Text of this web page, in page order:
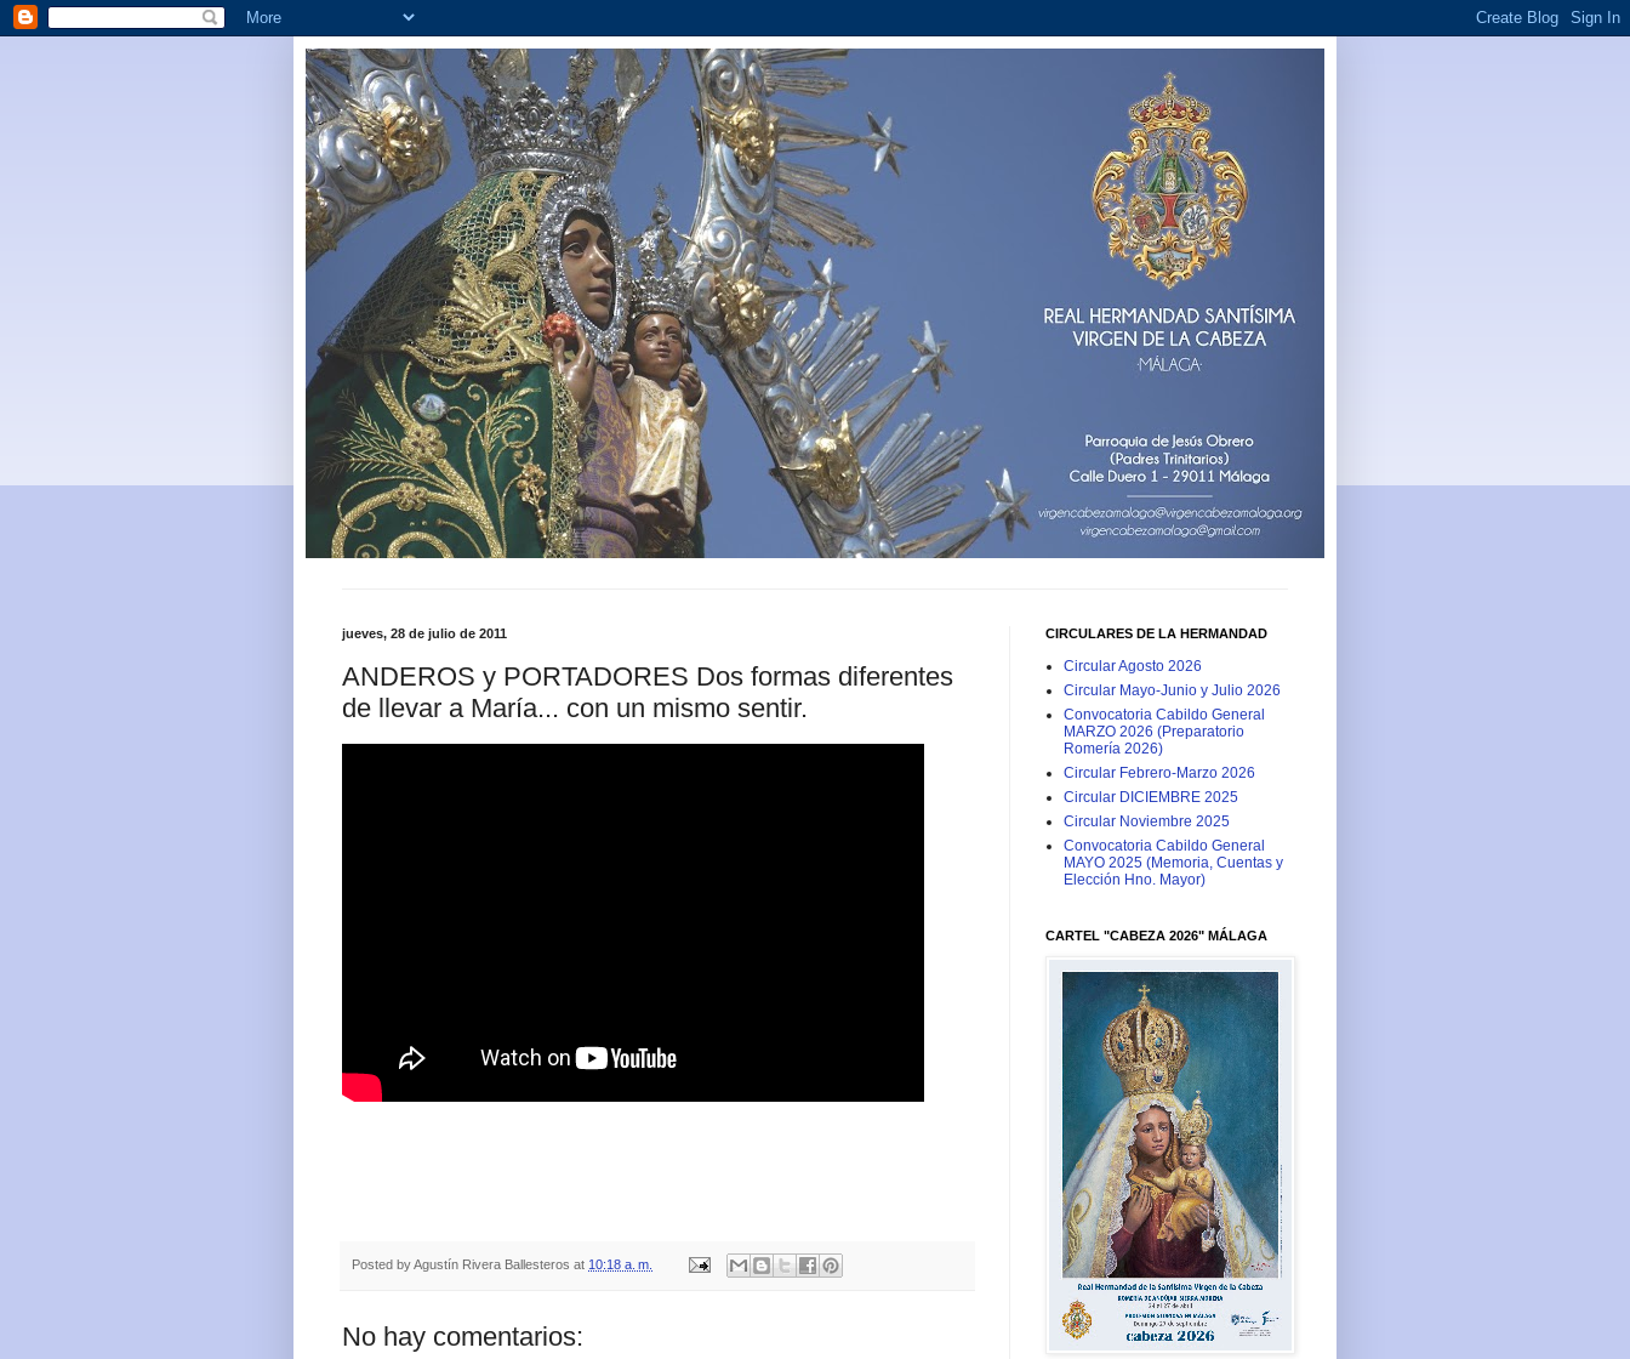
jueves, 28 de julio de 2011
ANDEROS y PORTADORES Dos formas diferentes
de llevar a María... con un mismo sentir.
Posted byAgustín Rivera Ballesteros at 10:18 a. m.
No hay comentarios:
CIRCULARES DE LA HERMANDAD
Circular Agosto 2026
Circular Mayo-Junio y Julio 2026
Convocatoria Cabildo General
MARZO 2026 (Preparatorio
Romería 2026)
Circular Febrero-Marzo 2026
Circular DICIEMBRE 2025
Circular Noviembre 2025
Convocatoria Cabildo General
MAYO 2025 (Memoria, Cuentas y
Elección Hno. Mayor)
CARTEL "CABEZA 2026" MÁLAGA